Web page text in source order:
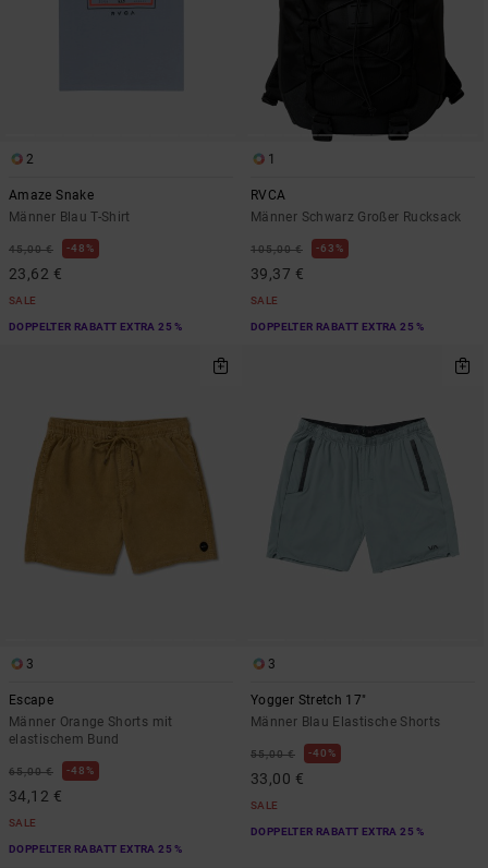
2
Amaze Snake
Männer Blau T-Shirt
45,00 € 48%
23,62 €
SALE
DOPPELTER RABATT EXTRA 25 %
1
RVCA
Männer Schwarz Großer Rucksack
105,00 € 63%
39,37 €
SALE
DOPPELTER RABATT EXTRA 25 %
3
Escape
Männer Orange Shorts mit
elastischem Bund
65,00 € 48%
34,12 €
SALE
DOPPELTER RABATT EXTRA 25 %
3
Yogger Stretch 17"
Männer Blau Elastische Shorts
55,00 € 40%
33,00 €
SALE
DOPPELTER RABATT EXTRA 25 %